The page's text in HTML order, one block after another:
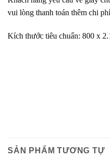
vui lòng thanh toán thêm chi phí
Kích thước tiêu chuẩn: 800 x
SẢN PHẨM TƯƠNG TỰ